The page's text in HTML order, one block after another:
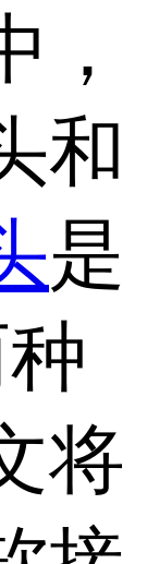
，
和
是
将